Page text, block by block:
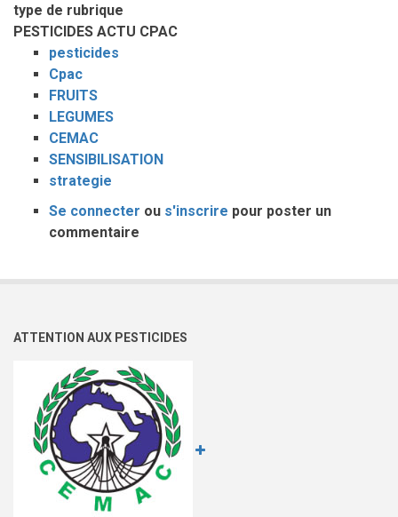
type de rubrique
PESTICIDES ACTU CPAC
pesticides
Cpac
FRUITS
LEGUMES
CEMAC
SENSIBILISATION
strategie
Se connecter ou s'inscrire pour poster un
commentaire
ATTENTION AUX PESTICIDES